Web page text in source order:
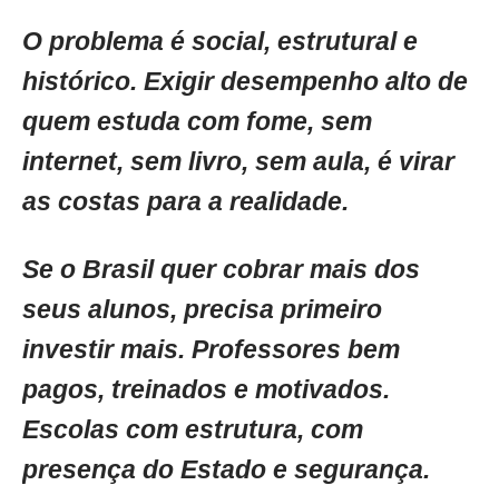
O problema é social, estrutural e
histórico. Exigir desempenho alto de
quem estuda com fome, sem
internet, sem livro, sem aula, é virar
as costas para a realidade.
Se o Brasil quer cobrar mais dos
seus alunos, precisa primeiro
investir mais. Professores bem
pagos, treinados e motivados.
Escolas com estrutura, com
presença do Estado e segurança.